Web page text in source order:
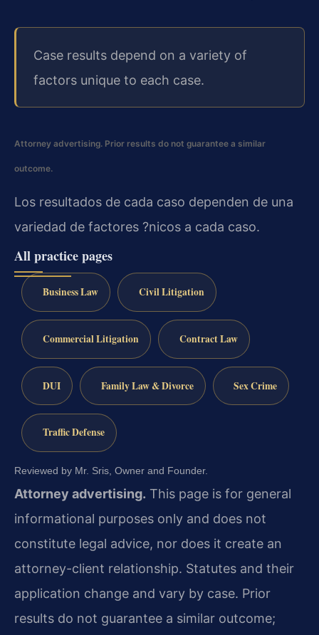
Case results depend on a variety of
factors unique to each case.
Attorney advertising. Prior results do not guarantee a similar
outcome.
Los resultados de cada caso dependen de una
variedad de factores ?nicos a cada caso.
All practice pages
Business Law Civil Litigation
Commercial Litigation Contract Law
DUI Family Law & Divorce Sex Crime
Traffic Defense
Reviewed by Mr. Sris, Owner and Founder.
Attorney advertising. This page is for general
informational purposes only and does not
constitute legal advice, nor does it create an
attorney-client relationship. Statutes and their
application change and vary by case. Prior
results do not guarantee a similar outcome;